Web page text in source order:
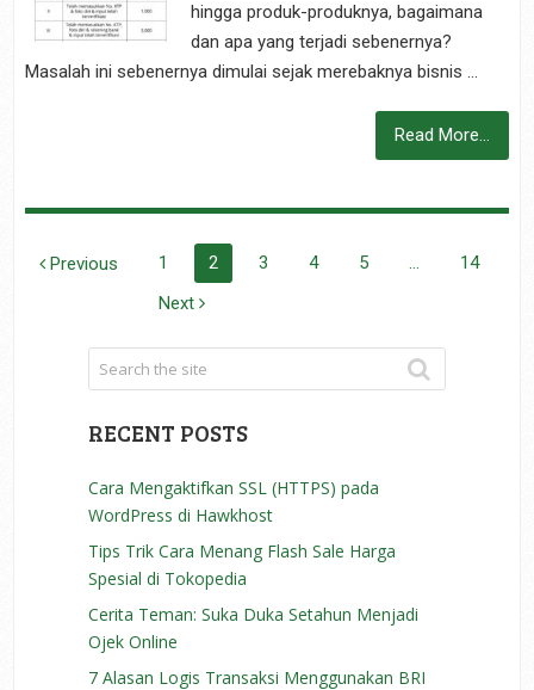
hingga produk-produknya, bagaimana
dan apa yang terjadi sebenernya?
Masalah ini sebenernya dimulai sejak merebaknya bisnis …
Read More...
POSTS
NAVIGATION
Previous 1 2 3 4 5 …
14
Next
RECENT POSTS
Cara Mengaktifkan SSL (HTTPS) pada
WordPress di Hawkhost
Tips Trik Cara Menang Flash Sale Harga
Spesial di Tokopedia
Cerita Teman: Suka Duka Setahun Menjadi
Ojek Online
7 Alasan Logis Transaksi Menggunakan BRI